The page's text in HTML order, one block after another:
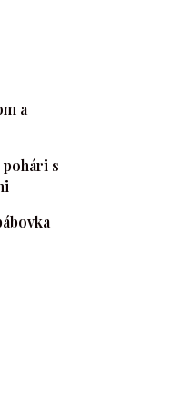
a
pohári s